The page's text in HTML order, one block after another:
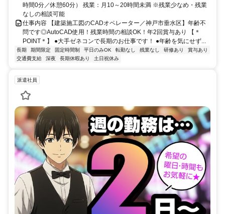
時間0分／休憩60分） 残業：月10～20時間未満 ※残業少なめ・残業
なしの相談可能
仕事内容 【建築施工図のCADオペレーター／神戸市垂水区】年齢不
問です◎AutoCAD使用！残業時間の相談OK！年2回賞与あり 【＊
POINT＊】 ●大手ゼネコンで長期のお仕事です！ ●年齢を気にせず...
長期 期間限定 固定時間制 平日のみOK 転勤なし 残業なし 研修あり
賞与あり
交通費支給
深夜 長期休暇あり 土日祝休み
派遣社員